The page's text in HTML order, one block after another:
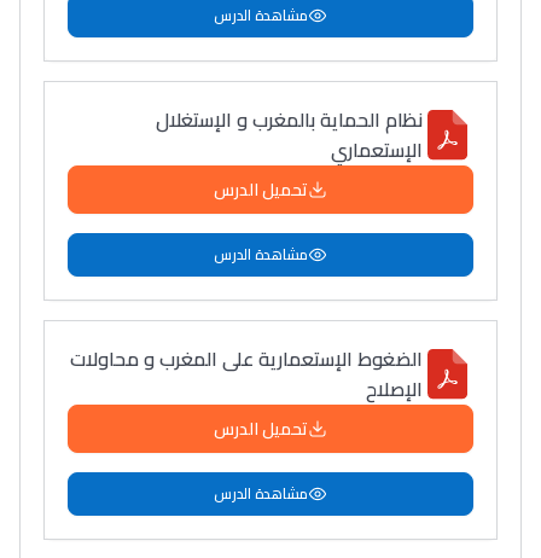
مشاهدة الدرس
نظام الحماية بالمغرب و الإستغلال
الإستعماري
تحميل الدرس
مشاهدة الدرس
الضغوط الإستعمارية على المغرب و محاولات
الإصلاح
تحميل الدرس
مشاهدة الدرس